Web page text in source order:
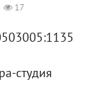
17
студия